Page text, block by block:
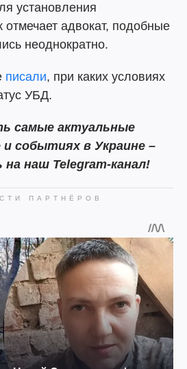
установления
отмечает адвокат, подобные
неоднократно.
писали, при каких условиях
УБД.
самые актуальные
событиях в Украине –
наш Telegram-канал!